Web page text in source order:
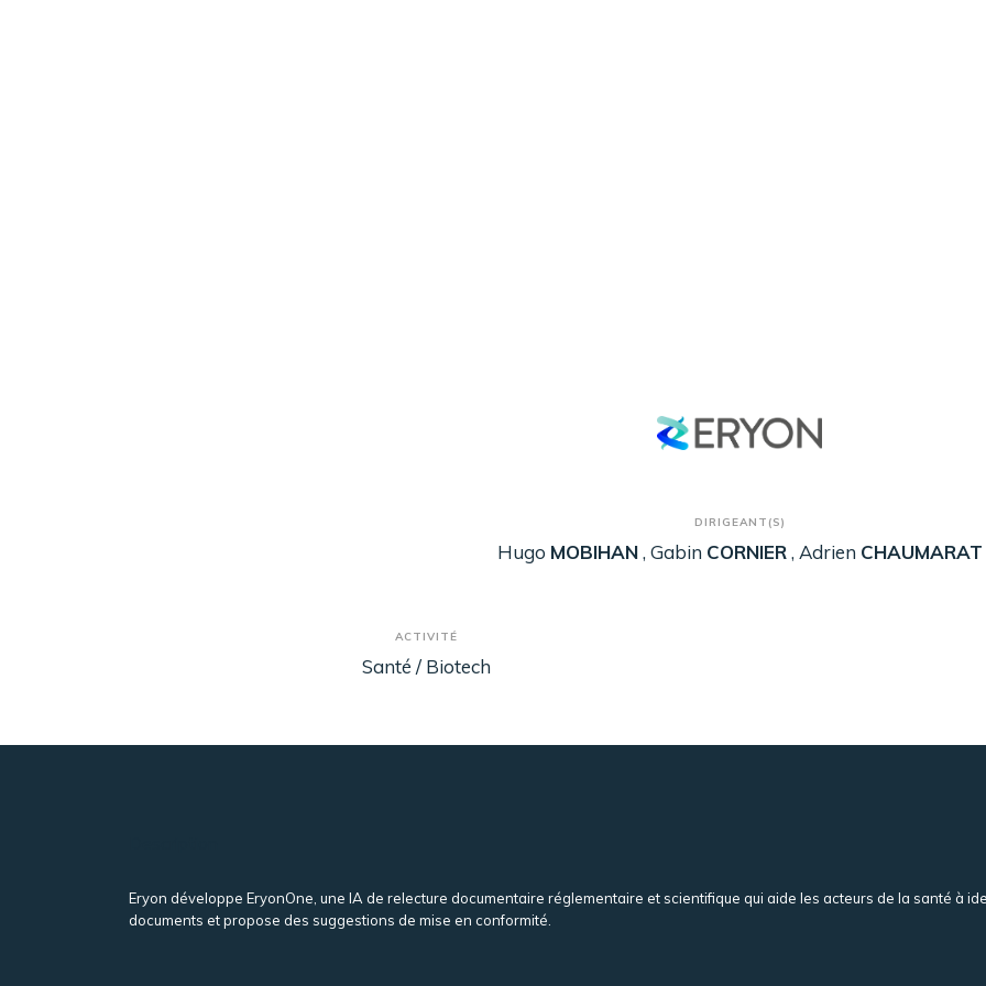
DIRIGEANT(S)
Hugo MOBIHAN Gabin CORNIER Adrien CHAUMARAT
ACTIVITÉ
Santé / Biotech
Eryon développe EryonOne, une IA de relecture documentaire réglementaire et scientifique qui aide les acteurs de la santé à
documents et propose des suggestions de mise en conformité.